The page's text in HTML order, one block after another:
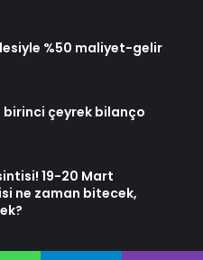
%50 maliyet-gelir
birinci çeyrek bilanço
19-20 Mart
ne zaman bitecek,